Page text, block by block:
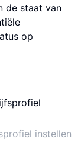
de staat van
op
instellen